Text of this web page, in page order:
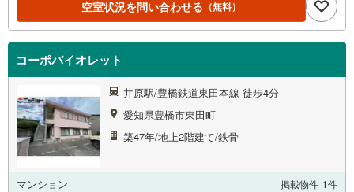
空室状況を問い合わせる （無料）
コーポバイオレット
井原駅/豊橋鉄道東田本線 徒歩4分
愛知県豊橋市東田町
築47年/地上2階建て/鉄骨
マンション 掲載物件 1件